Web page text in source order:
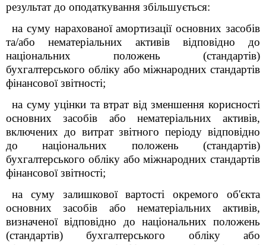
результат до оподаткування збільшується:
на суму нарахованої амортизації основних засобів
та/або нематеріальних активів відповідно до
національних положень (стандартів)
бухгалтерського обліку або міжнародних стандартів
фінансової звітності;
на суму уцінки та втрат від зменшення корисності
основних засобів або нематеріальних активів,
включених до витрат звітного періоду відповідно
до національних положень (стандартів)
бухгалтерського обліку або міжнародних стандартів
фінансової звітності;
на суму залишкової вартості окремого об'єкта
основних засобів або нематеріальних активів,
визначеної відповідно до національних положень
(стандартів) бухгалтерського обліку або